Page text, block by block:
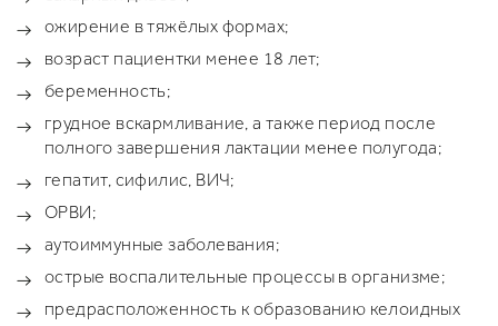
ожирение в тяжёлых формах;
возраст пациентки менее 18 лет;
беременность;
грудное вскармливание, а также период после
полного завершения лактации менее полугода;
гепатит, сифилис, ВИЧ;
ОРВИ;
аутоиммунные заболевания;
острые воспалительные процессы в организме;
предрасположенность к образованию келоидных